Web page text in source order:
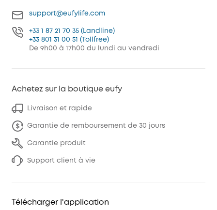
support@eufylife.com
+33 1 87 21 70 35 (Landline)
+33 801 31 00 51 (Tollfree)
De 9h00 à 17h00 du lundi au vendredi
Achetez sur la boutique eufy
Livraison et rapide
Garantie de remboursement de 30 jours
Garantie produit
Support client à vie
Télécharger l'application